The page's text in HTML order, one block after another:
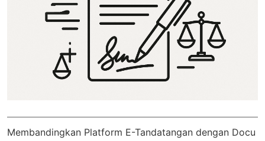
Membandingkan Platform E-Tandatangan dengan Docu